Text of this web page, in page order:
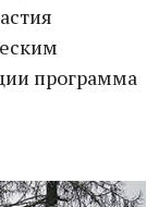
программа